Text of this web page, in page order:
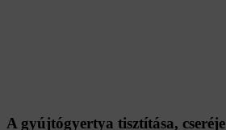
A gyújtógyertya tisztítása, cseréje